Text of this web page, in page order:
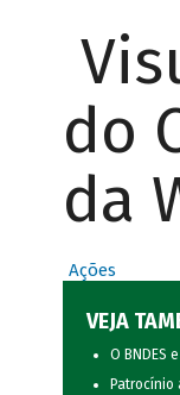
do
da
Ações
VEJA
O BNDES
Patrocínio